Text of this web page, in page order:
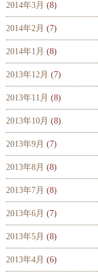
2014年3月 (8)
2014年2月 (7)
2014年1月 (8)
2013年12月 (7)
2013年11月 (8)
2013年10月 (8)
2013年9月 (7)
2013年8月 (8)
2013年7月 (8)
2013年6月 (7)
2013年5月 (8)
2013年4月 (6)